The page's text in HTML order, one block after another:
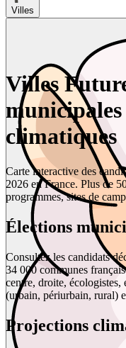
Villes
Villes
climatiques
Carte interactive des
2026 en France. Plus de
programmes, sites de
Élections
Consultez les candidats
34 000 communes
centre, droite,
(urbain, périurbain, rural)
Projections